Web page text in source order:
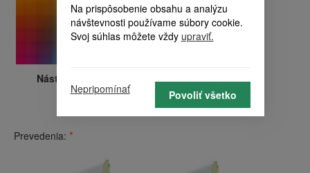
Nástrek RAL
Prevedenia: *
Na prispôsobenie obsahu a analýzu
návštevnosti používame súbory cookie.
Svoj súhlas môžete vždy upraviť.
Nepripomínať Povoliť všetko